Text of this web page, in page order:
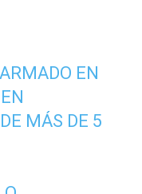
EN
MÁS DE 5